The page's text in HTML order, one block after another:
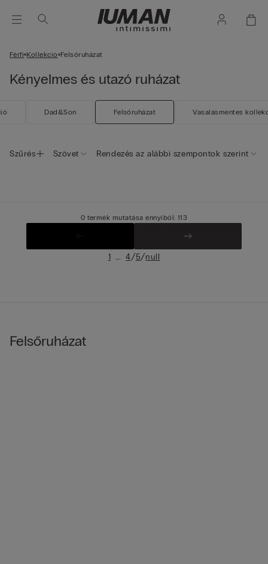
Férfi Kollekció Felsőruházat
Kényelmes és utazó ruházat
Dad&Son Felsőruházat Vasalásmentes
Szűrés Szövet Rendezés az alábbi szempontok szerint
0 termék mutatása ennyiből: 113
1 ... 4/5/null
Felsőruházat